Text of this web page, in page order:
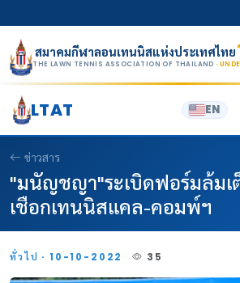
สมาคมกีฬาลอนเทนนิสแห่งประเทศไทย
THE LAWN TENNIS ASSOCIATION OF THAILAND ·
LTAT EN
ข่าวสาร
"มนัญชญา"ระเบิดฟอร์มล้มเ
เชือกเทนนิสแคล-คอมพ์ฯ
ทั่วไป · 10-10-2022 35